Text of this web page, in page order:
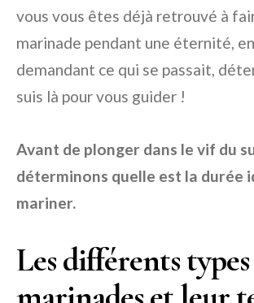
vous vous êtes déjà retrouvé à
marinade pendant une éternité,
demandant ce qui se passait,
suis là pour vous guider !
Avant de plonger dans le vif du
déterminons quelle est la durée
mariner.
Les différents